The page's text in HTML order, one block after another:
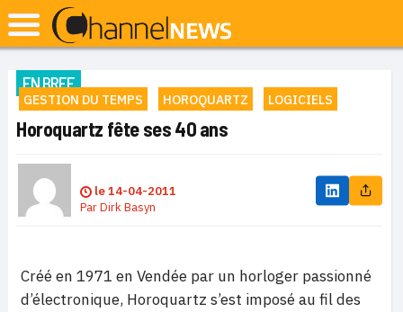
EN BREF
GESTION DU TEMPS HOROQUARTZ LOGICIELS
Horoquartz fête ses 40 ans
le14-04-2011
ParDirk Basyn
Créé en 1971 en Vendée par un horloger passionné
d’électronique, Horoquartz s’est imposé au fil des